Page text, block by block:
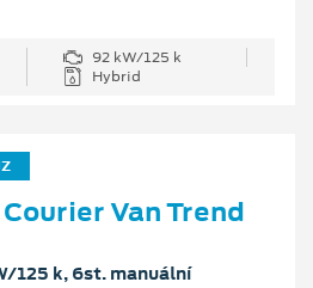
92 kW/125 k
Hybrid
Van Trend
125 k, 6st. manuální